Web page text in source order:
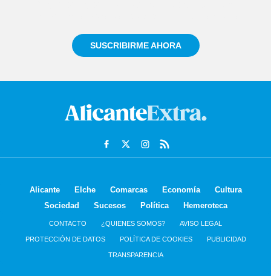
SUSCRIBIRME AHORA
Alicante Elche Comarcas Economía
Cultura
Sociedad
Sucesos Política Hemeroteca
CONTACTO ¿QUIENES SOMOS? AVISO LEGAL
PROTECCIÓN DE DATOS POLÍTICA DE COOKIES PUBLICIDAD
TRANSPARENCIA